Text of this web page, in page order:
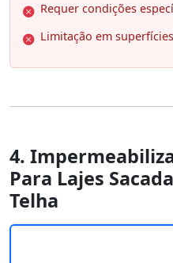
Requer condições
Limitação em
4.
Para Lajes
Telha